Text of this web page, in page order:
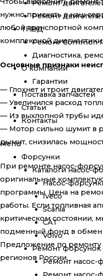
Ремонт
Ремонт
ТНВД
Ремонт Common
Диагностика,
О компании
Гарантии
Поставка запчастей
Статьи
Контакты
Menu
Форсунки
Каталоги насос-
Насос-
Iveco
Scania
CAT
Volvo
Ремонт форсунок
Ремонт насос-
нужно приехать в наш
любой транспортной
комплексной
Основные признаки
— Глохнет и троит
— Увеличился расход
— Из выхлопной трубы
— Мотор сильно шумит в
дымит, снизилась
При ремонте насос-
оригинальные
программы. Цена на
работы. Если топливная
критическом состоянии,
подменный фонд в обмен
Предложение по ремонту
регионов России.